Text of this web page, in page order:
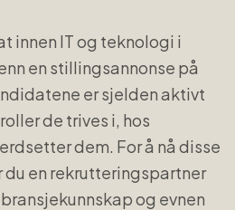
innen IT og teknologi i
en stillingsannonse på
er sjelden aktivt
de trives i, hos
dem. For å nå disse
du en rekrutteringspartner
og evnen